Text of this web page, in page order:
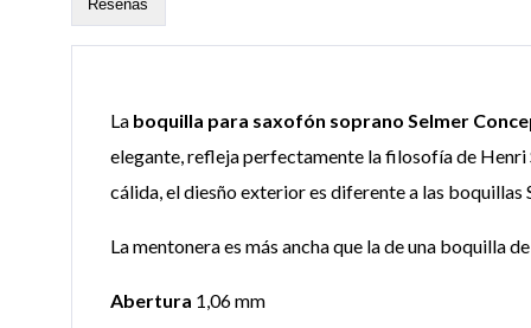
Reseñas
La boquilla para saxofón soprano Selmer
elegante, refleja perfectamente la filosofía de Henri
cálida, el diesño exterior es diferente a las
La mentonera es más ancha que la de una boquilla
Abertura 1,06 mm